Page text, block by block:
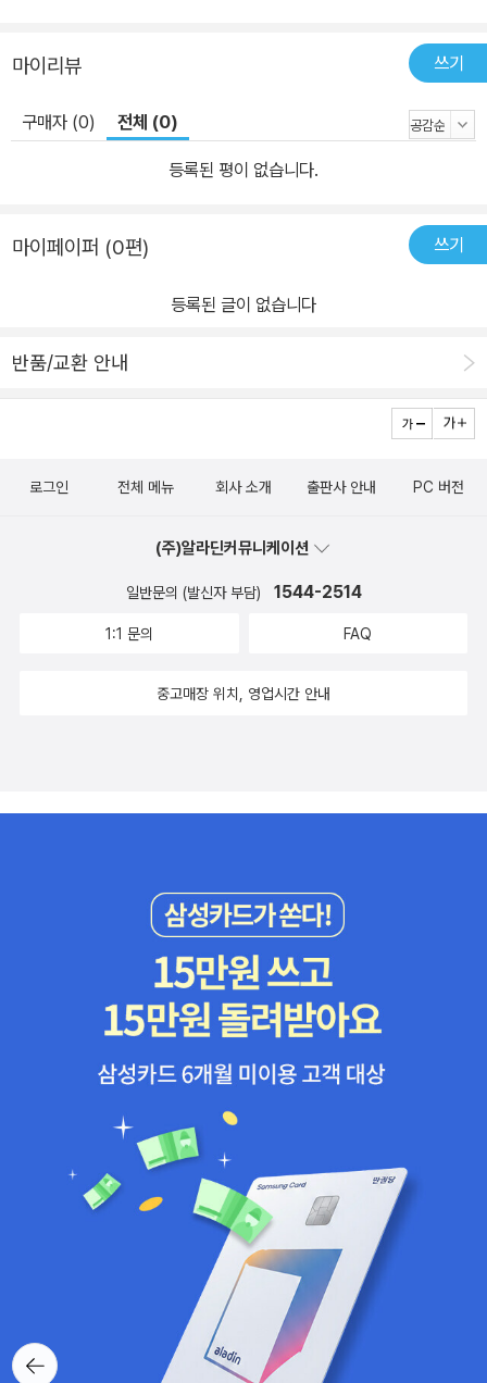
마이리뷰 쓰기
구매자 (0) 전체 (0)
등록된 평이 없습니다.
마이페이퍼 (0편) 쓰기
등록된 글이 없습니다
반품/교환 안내
뒤로가
기
로그인 전체 메뉴 회사 소개 출판사 안내 PC 버전
(주)알라딘커뮤니케이션
일반문의 (발신자 부담) 1544-2514
1:1 문의 FAQ
중고매장 위치, 영업시간 안내